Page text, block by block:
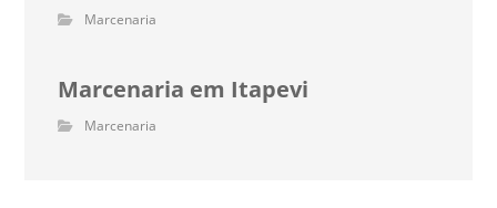
Marcenaria
Marcenaria em Itapevi
Marcenaria